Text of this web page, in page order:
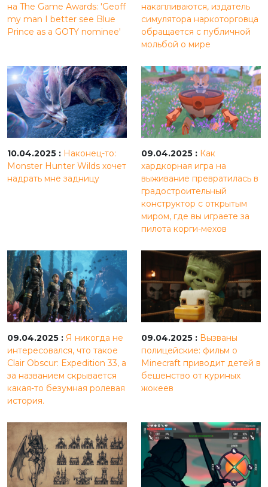
на The Game Awards: 'Geoff
my man I better see Blue
Prince as a GOTY nominee'
накапливаются, издатель
симулятора наркоторговца
обращается с публичной
мольбой о мире
10.04.2025 : Наконец-то:
Monster Hunter Wilds хочет
надрать мне задницу
09.04.2025 : Как
хардкорная игра на
выживание превратилась в
градостроительный
конструктор с открытым
миром, где вы играете за
пилота корги-мехов
09.04.2025 : Я никогда не
интересовался, что такое
Clair Obscur: Expedition 33, а
за названием скрывается
какая-то безумная ролевая
история.
09.04.2025 : Вызваны
полицейские: фильм о
Minecraft приводит детей в
бешенство от куриных
жокеев